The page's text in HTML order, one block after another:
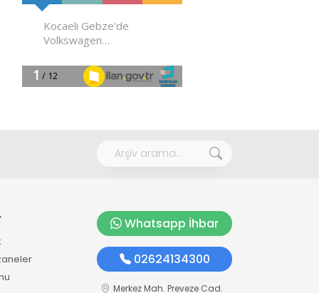
Whatsapp İhbar
02624134300
Merkez Mah. Preveze Cad.